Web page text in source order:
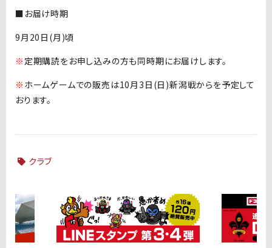
■お届け時期
9月20日(月)頃
※ 定期購読をお申し込みの方も同時期にお届けします。
※ ホームゲームでの販売は10月3日(日)新潟戦からを予定して
おります。
クラブ